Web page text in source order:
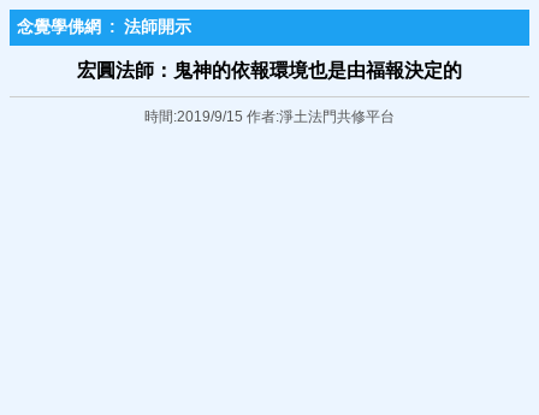
念覺學佛網 : 法師開示
宏圓法師：鬼神的依報環境也是由福報決定的
時間:2019/9/15 作者:淨土法門共修平台